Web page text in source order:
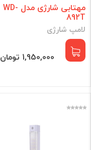
مهتابی شارژی مدل WD-
892T
لامپ شارژی
1,950,000 تومان